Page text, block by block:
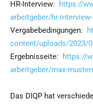
HR-Interview:
https://
arbeitgeber/hr-
Vergabebedingungen:
content/uploads/2023/
Ergebnisseite:
https://
arbeitgeber/max-
Das DIQP hat